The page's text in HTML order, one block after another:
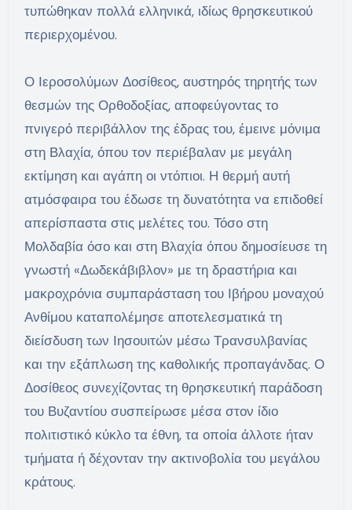
τυπώθηκαν πολλά ελληνικά, ιδίως θρησκευτικού
περιερχομένου.
Ο Ιεροσολύμων Δοσίθεος, αυστηρός τηρητής των
θεσμών της Ορθοδοξίας, αποφεύγοντας το
πνιγερό περιβάλλον της έδρας του, έμεινε μόνιμα
στη Βλαχία, όπου τον περιέβαλαν με μεγάλη
εκτίμηση και αγάπη οι ντόπιοι. Η θερμή αυτή
ατμόσφαιρα του έδωσε τη δυνατότητα να επιδοθεί
απερίσπαστα στις μελέτες του. Τόσο στη
Μολδαβία όσο και στη Βλαχία όπου δημοσίευσε τη
γνωστή «Δωδεκάβιβλον» με τη δραστήρια και
μακροχρόνια συμπαράσταση του Ιβήρου μοναχού
Ανθίμου καταπολέμησε αποτελεσματικά τη
διείσδυση των Ιησουιτών μέσω Τρανσυλβανίας
και την εξάπλωση της καθολικής προπαγάνδας. Ο
Δοσίθεος συνεχίζοντας τη θρησκευτική παράδοση
του Βυζαντίου συσπείρωσε μέσα στον ίδιο
πολιτιστικό κύκλο τα έθνη, τα οποία άλλοτε ήταν
τμήματα ή δέχονταν την ακτινοβολία του μεγάλου
κράτους.